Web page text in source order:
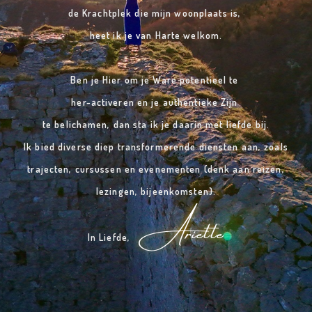
de Krachtplek die mijn woonplaats is,
heet ik je van Harte welkom.
Ben je Hier om je Ware potentieel te
her-activeren en je authentieke Zijn
te belichamen, dan sta ik je daarin met liefde bij.
Ik bied diverse diep transformerende diensten aan,zoals
trajecten,cursussen en evenementen (denk aanreizen,
lezingen, bijeenkomsten).
In Liefde, Ariette